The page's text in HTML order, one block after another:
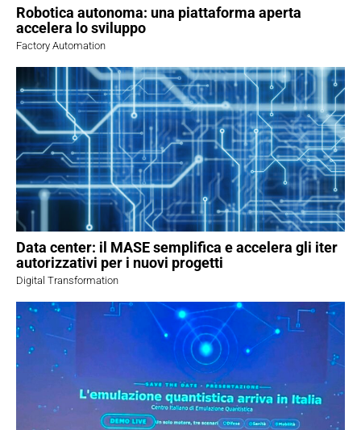
Robotica autonoma: una piattaforma aperta
accelera lo sviluppo
Factory Automation
Data center: il MASE semplifica e accelera gli iter
autorizzativi per i nuovi progetti
Digital Transformation